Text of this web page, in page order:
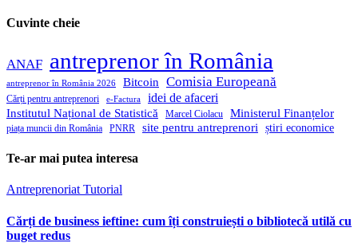
Cuvinte cheie
ANAF antreprenor în România
antreprenor în România 2026 Bitcoin Comisia Europeană
Cărți pentru antreprenori e-Factura idei de afaceri
Institutul Național de Statistică Marcel Ciolacu Ministerul Finanțelor
piața muncii din România PNRR site pentru antreprenori știri economice
Te-ar mai putea interesa
Antreprenoriat Tutorial
Cărți de business ieftine: cum îți construiești o bibliotecă utilă cu
buget redus